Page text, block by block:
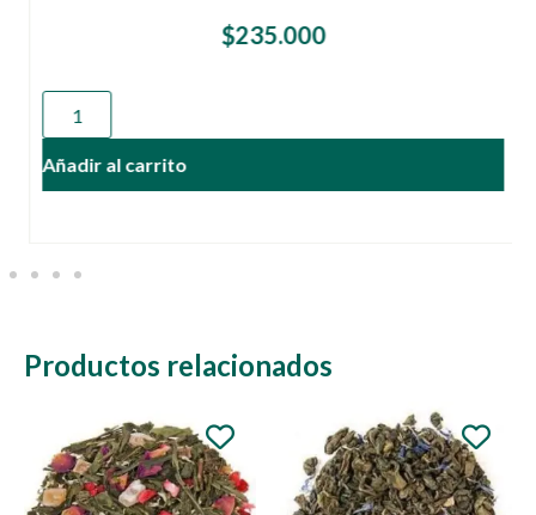
$235.000
Añadir al carrito
Productos relacionados